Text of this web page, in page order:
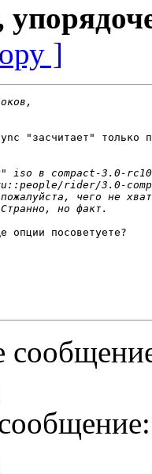
]
"засчитает" только
опции посоветуете?